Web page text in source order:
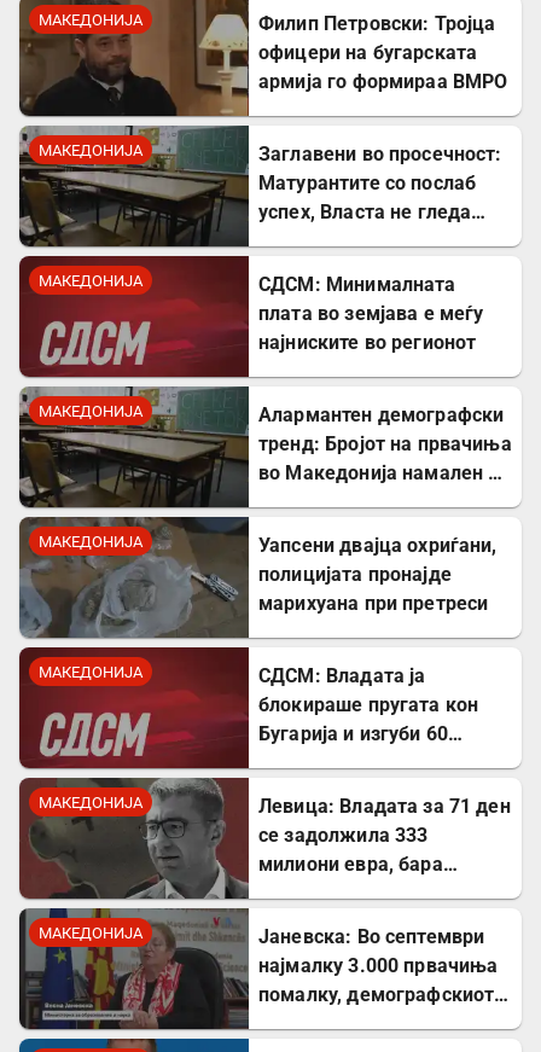
МАКЕДОНИЈА
Филип Петровски: Тројца
офицери на бугарската
армија го формираа ВМРО
МАКЕДОНИЈА
Заглавени во просечност:
Матурантите со послаб
успех, Власта не гледа
МАКЕДОНИЈА
СДСМ: Минималната
плата во земјава е меѓу
најниските во регионот
МАКЕДОНИЈА
Алармантен демографски
тренд: Бројот на првачиња
во Македонија намален за
МАКЕДОНИЈА
Уапсени двајца охриѓани,
полицијата пронајде
марихуана при претреси
МАКЕДОНИЈА
СДСМ: Владата ја
блокираше пругата кон
Бугарија и изгуби 60
МАКЕДОНИЈА
Левица: Владата за 71 ден
се задолжила 333
милиони евра, бара
МАКЕДОНИЈА
Јаневска: Во септември
најмалку 3.000 првачиња
помалку, демографскиот